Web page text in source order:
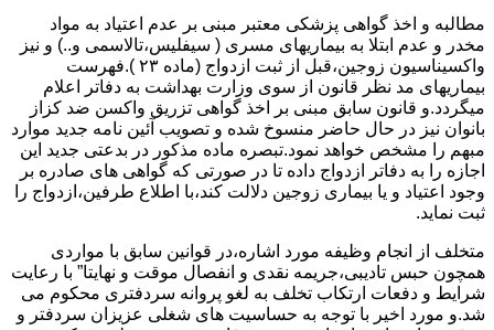
مطالبه و اخذ گواهی پزشکی معتبر مبنی بر عدم اعتیاد به مواد
مخدر و عدم ابتلا به بیماریهای مسری ( سیفلیس،تالاسمی و..) و نیز
واکسیناسیون زوجین،قبل از ثبت ازدواج (ماده ۲۳ ).فهرست
بیماریهای مد نظر قانون از سوی وزارت بهداشت به دفاتر اعلام
میگردد.و قانون سابق مبنی بر اخذ گواهی تزریق واکسن ضد کزاز
بانوان نیز در حال حاضر منسوخ شده و تصویب آئین نامه جدید موارد
مبهم را مشخص خواهد نمود.تبصره ماده مذکور در بدعتی جدید این
اجازه را به دفاتر ازدواج داده تا در صورتی که گواهی های صادره بر
وجود اعتیاد و یا بیماری زوجین دلالت کند،با اطلاع طرفین،ازدواج را
ثبت نماید.
متخلف از انجام وظیفه مورد اشاره،در قوانین سابق با مواردی
همچون حبس تادیبی،جریمه نقدی و انفصال موقت و نهایتا” با رعایت
شرایط و دفعات ارتکاب تخلف به لغو پروانه سردفتری محکوم می
شد.و مورد اخیر با توجه به حساسیت های شغلی عزیزان سردفتر و